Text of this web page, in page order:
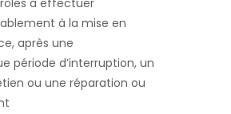
à effectuer
à la mise en
après une
période d’interruption, un
ou une réparation ou